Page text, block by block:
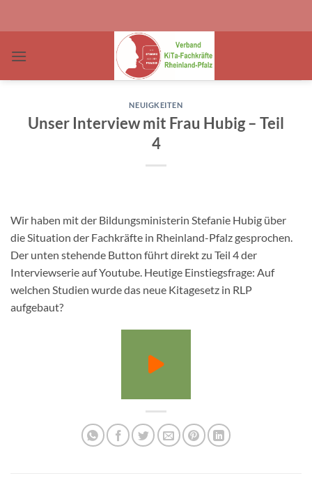
NEUIGKEITEN
Unser Interview mit Frau Hubig – Teil
4
Wir haben mit der Bildungsministerin Stefanie Hubig über
die Situation der Fachkräfte in Rheinland-Pfalz gesprochen.
Der unten stehende Button führt direkt zu Teil 4 der
Interviewserie auf Youtube. Heutige Einstiegsfrage: Auf
welchen Studien wurde das neue Kitagesetz in RLP
aufgebaut?